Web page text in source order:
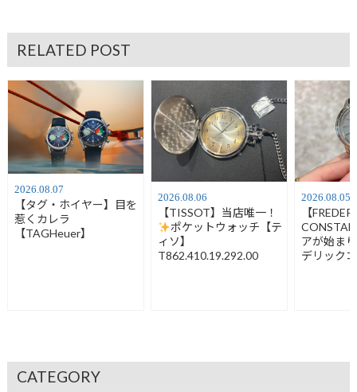
RELATED POST
2026.08.07
【タグ・ホイヤー】目を
惹くカレラ
【TAGHeuer】
2026.08.06
【TISSOT】当店唯一！
ポケットウォッチ【テ
ィソ】
T862.410.19.292.00
2026.08.05
【
アが始ま
デリック
CATEGORY